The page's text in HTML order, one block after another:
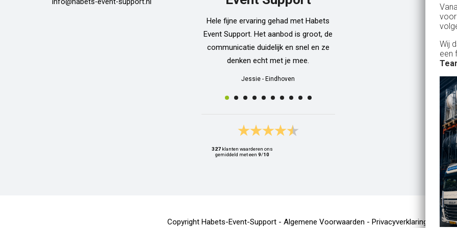
info@habets-event-support.nl
Hele fijne ervaring gehad met Habets
Event Support. Het aanbod is groot, de
communicatie duidelijk en snel en ze
denken echt met je mee.
Jessie - Eindhoven
dan een bar incl vaten bier en
wordt netjes voor ons neergezet.
doen als je een vat gaat
Alle spullen worden op maandag
weer netjes opgehaald ook al
dan weer thuis ;) In het warme
van 10 juli waren wij wederom
Geldrop en we hebben van het
het eind een heerlijk koud
gedronken! Top installatie !!
Hoogvliet Rotterdam
327klanten waarderen ons
gemiddeld met een 9/10
Copyright Habets-Event-Support - Algemene Voorwaarden - Privacyverklaring
voor
Wij
een